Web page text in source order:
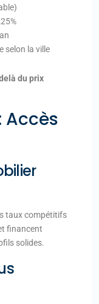
selon la ville
du prix
Accès
taux compétitifs
financent
solides.